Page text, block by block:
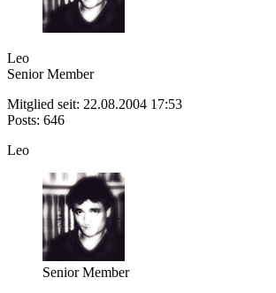
Leo
Senior Member
Mitglied seit: 22.08.2004 17:53
Posts: 646
Leo
Senior Member